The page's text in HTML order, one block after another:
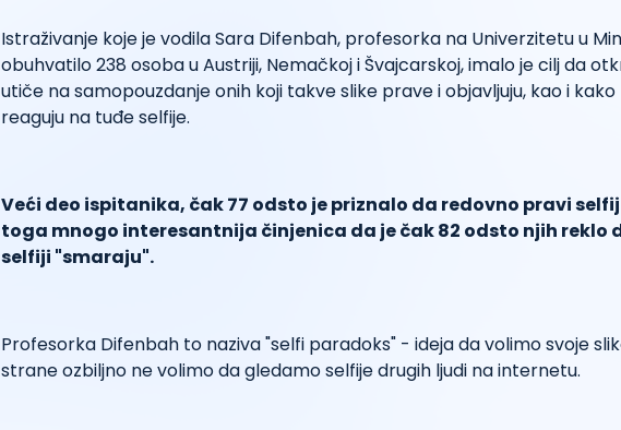
Istraživanje koje je vodila Sara Difenbah, profesorka na Univerzitetu u
obuhvatilo 238 osoba u Austriji, Nemačkoj i Švajcarskoj, imalo je cilj da
utiče na samopouzdanje onih koji takve slike prave i objavljuju, kao i kako
reaguju na tuđe selfije.
Veći deo ispitanika, čak 77 odsto je priznalo da redovno pravi
toga mnogo interesantnija činjenica da je čak 82 odsto njih reklo
selfiji "smaraju".
Profesorka Difenbah to naziva "selfi paradoks" - ideja da volimo svoje
strane ozbiljno ne volimo da gledamo selfije drugih ljudi na internetu.